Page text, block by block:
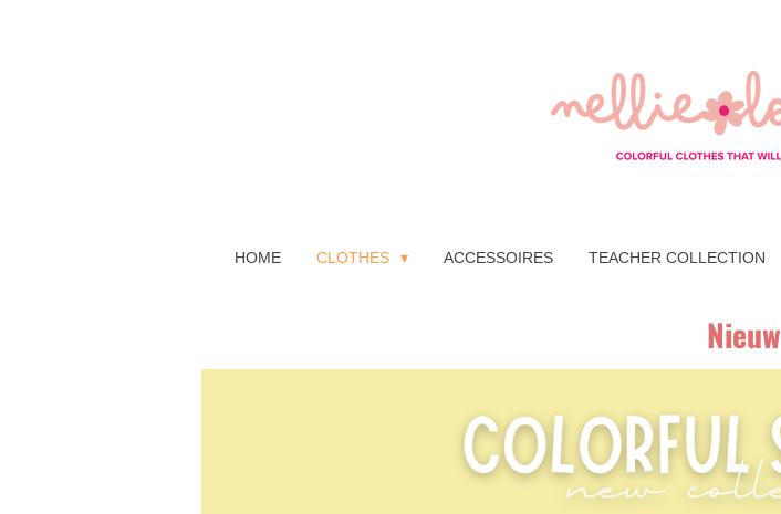
HOME CLOTHES ACCESSOIRES TEACHER COLLECTION
Nieuw